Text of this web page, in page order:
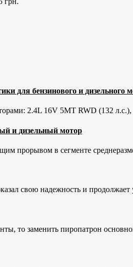
для бензинового и дизельного
2.4L 16V 5MT RWD (132
и дизельный мотор
прорывом в сегменте
свою надежность и продолжает
то заменить пиропатрон